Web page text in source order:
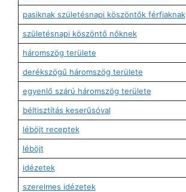
pasiknak születésnapi köszöntők férfiaknak
születésnapi köszöntő nőknek
háromszög területe
derékszögű háromszög területe
egyenlő szárú háromszög területe
béltisztítás keserűsóval
léböjt receptek
léböjt
idézetek
szerelmes idézetek